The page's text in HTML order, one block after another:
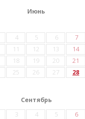
Июнь
4 5 6 7
11 12 13 14
18 19 20 21
25 26 27 28
Сентябрь
3 4 5 6